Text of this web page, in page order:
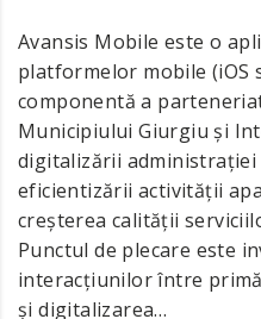
Avansis Mobile este o
platformelor mobile (iOS
componentă a
Municipiului Giurgiu și
digitalizării administrației
eficientizării activității
creșterea calității
Punctul de plecare este
interacțiunilor între
și digitalizarea…